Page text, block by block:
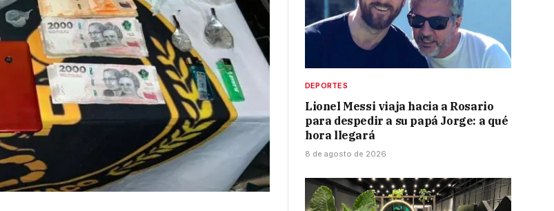
DEPORTES
Lionel Messi viaja hacia a Rosario
para despedir a su papá Jorge: a qué
hora llegará
8 de agosto de 2026